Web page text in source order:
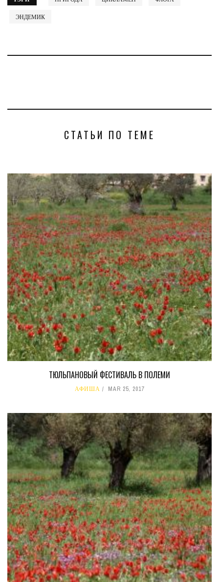
ЭНДЕМИК
СТАТЬИ ПО ТЕМЕ
ТЮЛЬПАНОВЫЙ ФЕСТИВАЛЬ В ПОЛЕМИ
АФИША MAR 25, 2017